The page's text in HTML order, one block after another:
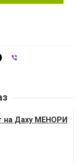
на Даху МЕНОРИ